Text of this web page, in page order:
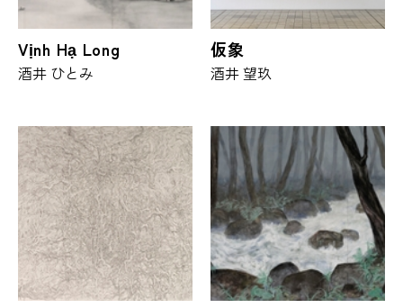
Vịnh Hạ Long
酒井 ひとみ
仮象
酒井 望玖